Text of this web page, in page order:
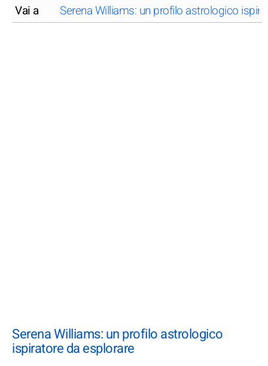
Vai a Serena Williams: un profilo astrologico
Serena Williams: un profilo astrologico
ispiratore da esplorare